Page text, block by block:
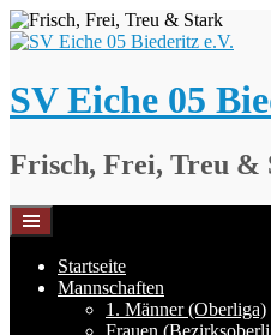
Springe
zum
SV Eiche 05
Frisch, Frei, Treu &
Startseite
Mannschaften
1. Männer (Oberliga)
Frauen